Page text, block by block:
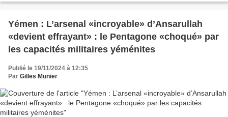
Yémen : L’arsenal «incroyable» d’Ansarullah
«devient effrayant» : le Pentagone «choqué» par
les capacités militaires yéménites
Publié le 19/11/2024 à 12:35
Par Gilles Munier